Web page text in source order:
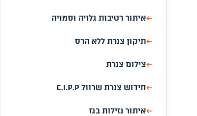
←איתור רטיבות גלויה וסמויה
←תיקון צנרת ללא הרס
←צילום צנרת
←חידוש צנרת שרוול C.I.P.P
←איתור נזילות בגז